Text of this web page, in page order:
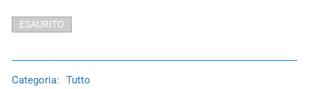
ESAURITO
Categoria: Tutto